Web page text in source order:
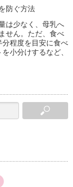
防ぐ方法
は少なく、母乳へ
せん。ただ、食べ
程度を目安に食べ
小分けするなど、